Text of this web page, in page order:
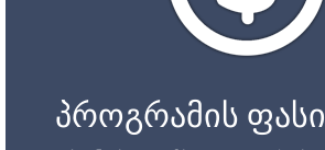
პროგრამის ფასი